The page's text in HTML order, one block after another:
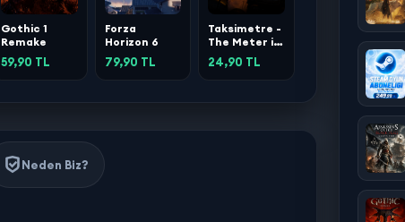
Gothic 1
Remake
59,90 TL
Forza
Horizon 6
79,90 TL
Taksimetre -
The Meter is
Running
24,90 TL
Neden Biz?